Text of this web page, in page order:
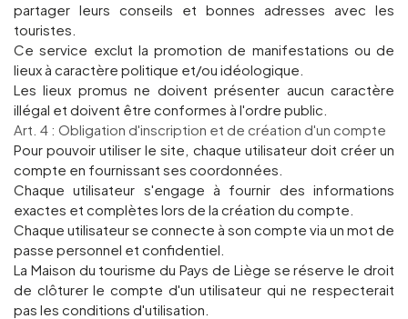
partager leurs conseils et bonnes adresses avec les
touristes.
Ce service exclut la promotion de manifestations ou de
lieux à caractère politique et/ou idéologique.
Les lieux promus ne doivent présenter aucun caractère
illégal et doivent être conformes à l'ordre public.
Art. 4 : Obligation d'inscription et de création d'un compte
Pour pouvoir utiliser le site, chaque utilisateur doit créer un
compte en fournissant ses coordonnées.
Chaque utilisateur s'engage à fournir des informations
exactes et complètes lors de la création du compte.
Chaque utilisateur se connecte à son compte via un mot de
passe personnel et confidentiel.
La Maison du tourisme du Pays de Liège se réserve le droit
de clôturer le compte d'un utilisateur qui ne respecterait
pas les conditions d'utilisation.